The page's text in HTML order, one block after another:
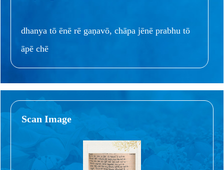
dhanya tō ēnē rē gaṇavō, chāpa jēnē prabhu tō
āpē chē
Scan Image